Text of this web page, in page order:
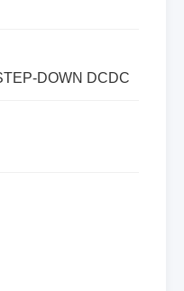
DOWN DCDC